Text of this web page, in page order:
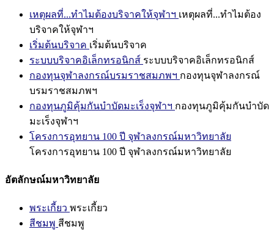
เหตุผลที่...ทำไมต้องบริจาคให้จุฬาฯ เหตุผลที่...ทำไมต้อง
บริจาคให้จุฬาฯ
เริ่มต้นบริจาค เริ่มต้นบริจาค
ระบบบริจาคอิเล็กทรอนิกส์ ระบบบริจาคอิเล็กทรอนิกส์
กองทุนจุฬาลงกรณ์บรมราชสมภพฯ กองทุนจุฬาลงกรณ์
บรมราชสมภพฯ
กองทุนภูมิคุ้มกันบำบัดมะเร็งจุฬาฯ กองทุนภูมิคุ้มกันบำบัด
มะเร็งจุฬาฯ
โครงการอุทยาน 100 ปี จุฬาลงกรณ์มหาวิทยาลัย
โครงการอุทยาน 100 ปี จุฬาลงกรณ์มหาวิทยาลัย
อัตลักษณ์มหาวิทยาลัย
พระเกี้ยว พระเกี้ยว
สีชมพู สีชมพู